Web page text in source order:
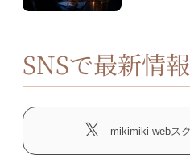
SNSで最新情
mikimiki webス